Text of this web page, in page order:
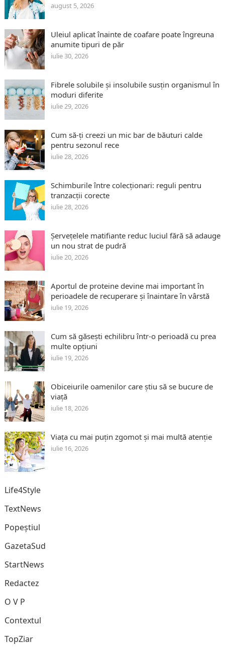
august 5, 2026
Uleiul aplicat înainte de coafare poate îngreuna
anumite tipuri de păr
iulie 30, 2026
Fibrele solubile și insolubile susțin organismul în
moduri diferite
iulie 29, 2026
Cum să-ți creezi un mic bar de băuturi calde
pentru sezonul rece
iulie 28, 2026
Schimburile între colecționari: reguli pentru
tranzacții corecte
iulie 28, 2026
Șervețelele matifiante reduc luciul fără să adauge
un nou strat de pudră
iulie 20, 2026
Aportul de proteine devine mai important în
perioadele de recuperare și înaintare în vârstă
iulie 19, 2026
Cum să găsești echilibru într-o perioadă cu prea
multe opțiuni
iulie 19, 2026
Obiceiurile oamenilor care știu să se bucure de
viață
iulie 18, 2026
Viața cu mai puțin zgomot și mai multă atenție
iulie 16, 2026
Life4Style
TextNews
Popeștiul
GazetaSud
StartNews
Redactez
O V P
Contextul
TopZiar